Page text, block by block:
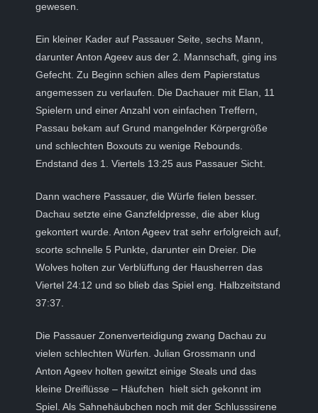
gewesen.
Ein kleiner Kader auf Passauer Seite, sechs Mann,
darunter Anton Ageev aus der 2. Mannschaft, ging ins
Gefecht. Zu Beginn schien alles dem Papierstatus
angemessen zu verlaufen. Die Dachauer mit Elan, 11
Spielern und einer Anzahl von einfachen Treffern,
Passau bekam auf Grund mangelnder Körpergröße
und schlechten Boxouts zu wenige Rebounds.
Endstand des 1. Viertels 13:25 aus Passauer Sicht.
Dann wachere Passauer, die Würfe fielen besser.
Dachau setzte eine Ganzfeldpresse, die aber klug
gekontert wurde. Anton Ageev trat sehr erfolgreich auf,
scorte schnelle 5 Punkte, darunter ein Dreier. Die
Wolves holten zur Verblüffung der Hausherren das
Viertel 24:12 und so blieb das Spiel eng. Halbzeitstand
37:37.
Die Passauer Zonenverteidigung zwang Dachau zu
vielen schlechten Würfen. Julian Grossmann und
Anton Ageev holten gewitzt einige Steals und das
kleine Dreiflüsse – Häufchen hielt sich gekonnt im
Spiel. Als Sahnehäubchen noch mit der Schlusssirene